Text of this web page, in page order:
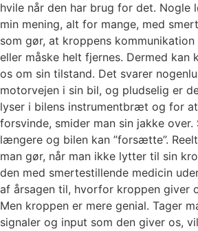
hvile når den har brug for det. Nogle
min mening, alt for mange, med
som gør, at kroppens kommunikation
eller måske helt fjernes. Dermed
os om sin tilstand. Det svarer
motorvejen i sin bil, og pludselig er
lyser i bilens instrumentbræt og for
forsvinde, smider man sin jakke over.
længere og bilen kan ”forsætte”.
man gør, når man ikke lytter til sin
den med smertestillende medicin
af årsagen til, hvorfor kroppen giver
Men kroppen er mere genial. Tager
signaler og input som den giver os,